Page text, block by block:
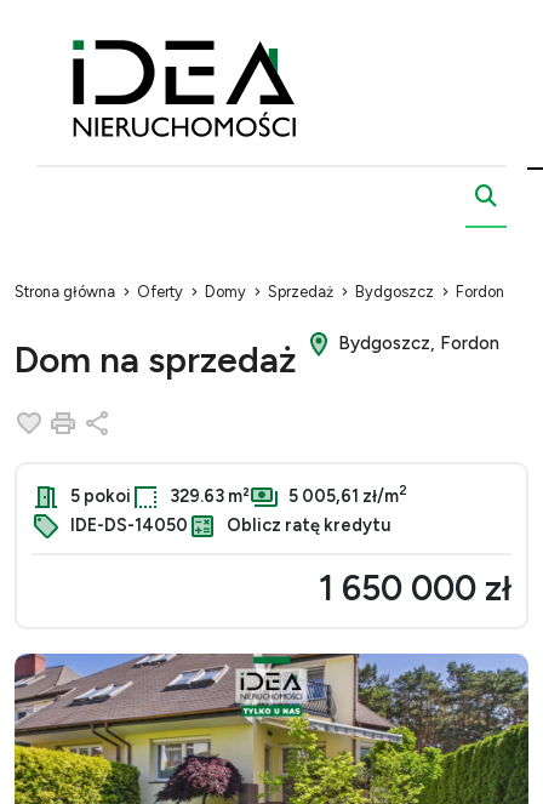
Strona główna Oferty Domy Sprzedaż Bydgoszcz Fordon
Dom na sprzedaż Bydgoszcz, Fordon
Dodaj do ulubionych
Drukuj
5 pokoi 329.63 m² 5 005,61 zł/m2
IDE-DS-14050 Oblicz ratę kredytu
1 650 000 zł